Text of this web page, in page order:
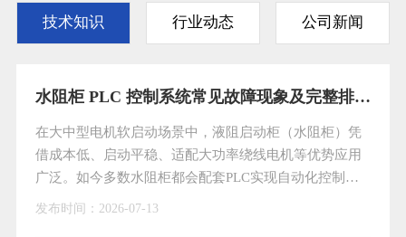
技术知识 行业动态 公司新闻
水阻柜 PLC 控制系统常见故障现象及完整排查处理方案
在大中型电机软启动场景中，液阻启动柜（水阻柜）凭
借成本低、启动平稳、适配大功率绕线电机等优势应用
广泛。如今多数水阻柜都会配套PLC实现自动化控制，
大幅降低人工操作强度，但PLC属于精密电子元件，长
发布时间： 2026-07-13